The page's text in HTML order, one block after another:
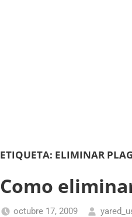
ETIQUETA: ELIMINAR
Como
octubre 17, 2009